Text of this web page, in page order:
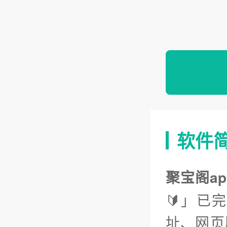
软件
聚宝阁
🔰」已
址、网